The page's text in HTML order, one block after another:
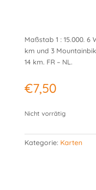
Maßstab 1 : 15.000. 6
km und 3
14 km. FR – NL.
€7,50
Nicht vorrätig
Kategorie: Karten